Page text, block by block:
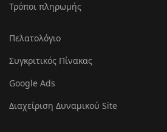
Τρόποι πληρωμής
Πελατολόγιο
Συγκριτικός Πίνακας
Google Ads
Διαχείριση Δυναμικού Site